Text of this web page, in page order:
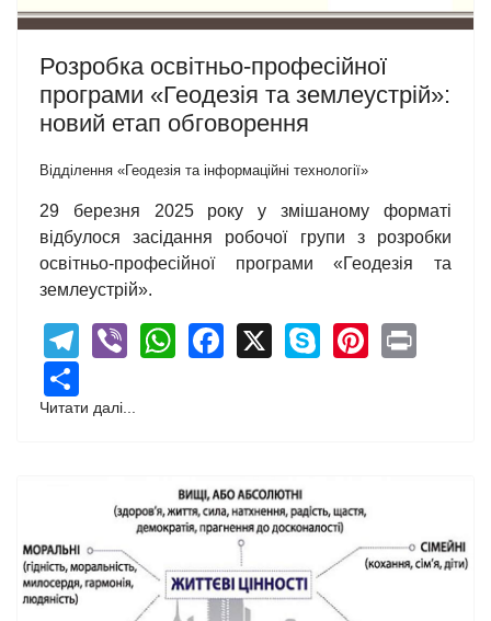
Розробка освітньо-професійної
програми «Геодезія та землеустрій»:
новий етап обговорення
Відділення «Геодезія та інформаційні технології»
29 березня 2025 року у змішаному форматі
відбулося засідання робочої групи з розробки
освітньо-професійної програми «Геодезія та
землеустрій».
Telegram
ViberWhatsApp
Facebook
X Skype
Читати далі...